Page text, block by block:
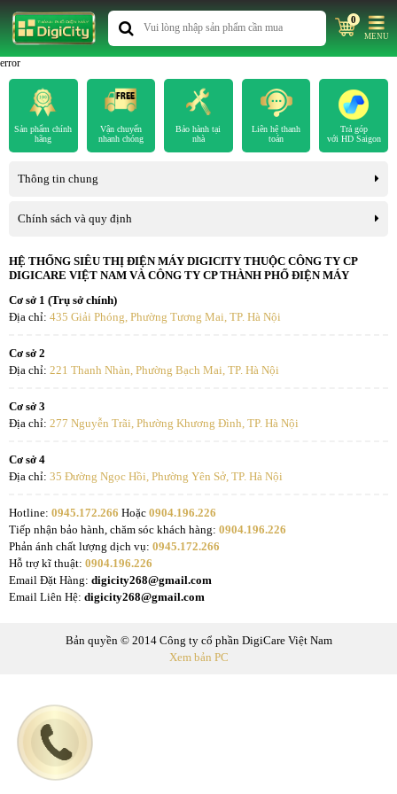
0
MENU
error
Sản phẩm chính
hãng
Vận chuyển
nhanh chóng
Bảo hành tại
nhà
Liên hệ thanh
toán
Trả góp
với HD Saigon
Thông tin chung
Chính sách và quy định
HỆ THỐNG SIÊU THỊ ĐIỆN MÁY DIGICITY THUỘC CÔNG TY CP
DIGICARE VIỆT NAM VÀ CÔNG TY CP THÀNH PHỐ ĐIỆN MÁY
Cơ sở 1 (Trụ sở chính)
Địa chỉ: 435 Giải Phóng, Phường Tương Mai, TP. Hà Nội
Cơ sở 2
Địa chỉ: 221 Thanh Nhàn, Phường Bạch Mai, TP. Hà Nội
Cơ sở 3
Địa chỉ: 277 Nguyễn Trãi, Phường Khương Đình, TP. Hà Nội
Cơ sở 4
Địa chỉ: 35 Đường Ngọc Hồi, Phường Yên Sở, TP. Hà Nội
Hotline: 0945.172.266 Hoặc 0904.196.226
Tiếp nhận bảo hành, chăm sóc khách hàng: 0904.196.226
Phản ánh chất lượng dịch vụ: 0945.172.266
Hỗ trợ kĩ thuật: 0904.196.226
Email Đặt Hàng: digicity268@gmail.com
Email Liên Hệ: digicity268@gmail.com
Bản quyền © 2014 Công ty cổ phần DigiCare Việt Nam
Xem bản PC